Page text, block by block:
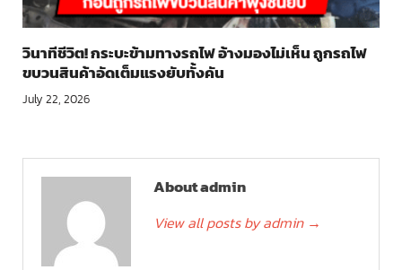
วินาทีชีวิต! กระบะข้ามทางรถไฟ อ้างมองไม่เห็น ถูกรถไฟ
ขบวนสินค้าอัดเต็มแรงยับทั้งคัน
July 22, 2026
About admin
View all posts by admin →